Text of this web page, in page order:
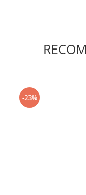
-23%